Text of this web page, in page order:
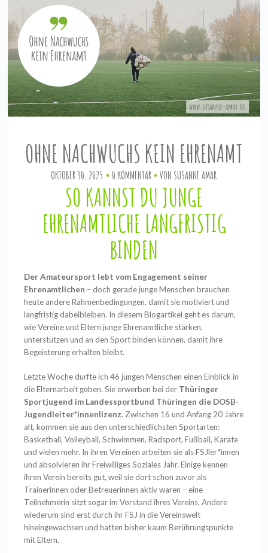
OHNE NACHWUCHS KEIN EHRENAMT
OKTOBER 30, 2025 0 KOMMENTAR VON SUSANNE AMAR
SO KANNST DU JUNGE
EHRENAMTLICHE LANGFRISTIG
BINDEN
Der Amateursport lebt vom Engagement seiner
Ehrenamtlichen – doch gerade junge Menschen brauchen
heute andere Rahmenbedingungen, damit sie motiviert und
langfristig dabeibleiben. In diesem Blogartikel geht es darum,
wie Vereine und Eltern junge Ehrenamtliche stärken,
unterstützen und an den Sport binden können, damit ihre
Begeisterung erhalten bleibt.
Letzte Woche durfte ich 46 jungen Menschen einen Einblick in
die Elternarbeit geben. Sie erwerben bei der Thüringer
Sportjugend im Landessportbund Thüringen die DOSB-
Jugendleiter*innenlizenz.Zwischen 16 und Anfang 20 Jahre
alt, kommen sie aus den unterschiedlichsten Sportarten:
Basketball, Volleyball, Schwimmen, Radsport, Fußball, Karate
und vielen mehr. In ihren Vereinen arbeiten sie als FSJler*innen
und absolvieren ihr Freiwilliges Soziales Jahr. Einige kennen
ihren Verein bereits gut, weil sie dort schon zuvor als
Trainerinnen oder Betreuerinnen aktiv waren – eine
Teilnehmerin sitzt sogar im Vorstand ihres Vereins. Andere
wiederum sind erst durch ihr FSJ in die Vereinswelt
hineingewachsen und hatten bisher kaum Berührungspunkte
mit Eltern.